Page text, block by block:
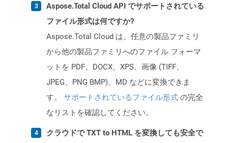
Aspose.Total Cloud API でサポートされている
ファイル形式は何ですか?
Aspose.Total Cloud は、任意の製品ファミリ
から他の製品ファミリへのファイル フォーマ
ットを PDF、DOCX、XPS、画像 (TIFF、
JPEG、PNG BMP)、MD などに変換できま
す。 サポートされているファイル形式 の完全
なリストを確認してください。
クラウドで TXT to HTML を変換しても安全で